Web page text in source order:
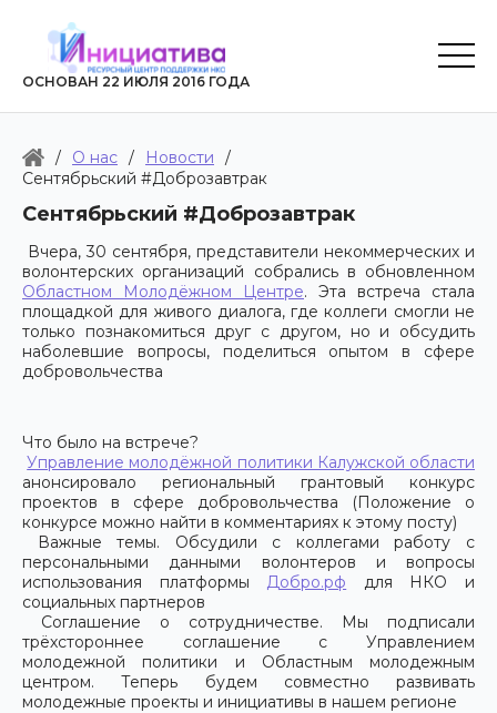
ОСНОВАН 22 ИЮЛЯ 2016 ГОДА
/ О нас / Новости
/
Сентябрьский #Доброзавтрак
Сентябрьский #Доброзавтрак
Вчера, 30 сентября, представители некоммерческих и
волонтерских организаций собрались в обновленном
Областном Молодёжном Центре. Эта встреча стала
площадкой для живого диалога, где коллеги смогли не
только познакомиться друг с другом, но и обсудить
наболевшие вопросы, поделиться опытом в сфере
добровольчества
Что было на встрече?
Управление молодёжной политики Калужской области
анонсировало региональный грантовый конкурс
проектов в сфере добровольчества (Положение о
конкурсе можно найти в комментариях к этому посту)
Важные темы. Обсудили с коллегами работу с
персональными данными волонтеров и вопросы
использования платформы Добро.рф для НКО и
социальных партнеров
Соглашение о сотрудничестве. Мы подписали
трёхстороннее соглашение с Управлением
молодежной политики и Областным молодежным
центром. Теперь будем совместно развивать
молодежные проекты и инициативы в нашем регионе